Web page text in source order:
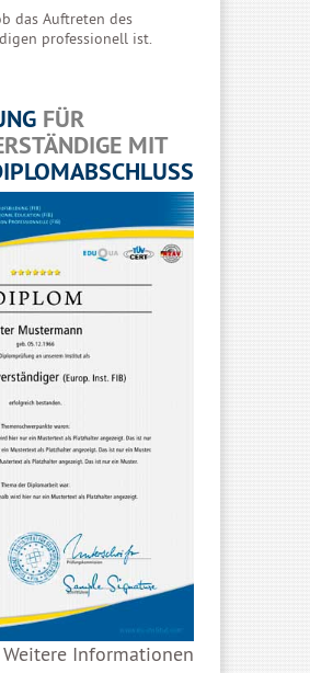
das Auftreten des
professionell ist.
FÜR
MIT
Weitere Informationen